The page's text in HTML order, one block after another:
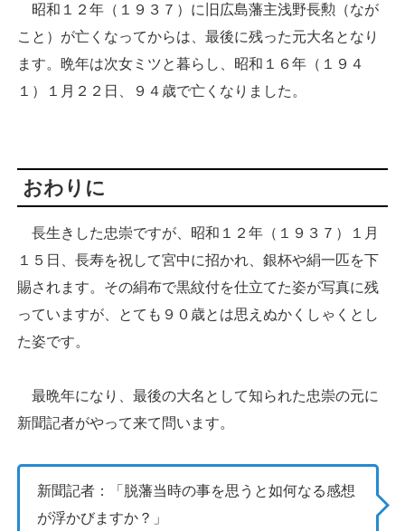
昭和１２年（１９３７）に旧広島藩主浅野長勲（なが
こと）が亡くなってからは、最後に残った元大名となり
ます。晩年は次女ミツと暮らし、昭和１６年（１９４
１）１月２２日、９４歳で亡くなりました。
おわりに
長生きした忠崇ですが、昭和１２年（１９３７）１月
１５日、長寿を祝して宮中に招かれ、銀杯や絹一匹を下
賜されます。その絹布で黒紋付を仕立てた姿が写真に残
っていますが、とても９０歳とは思えぬかくしゃくとし
た姿です。
最晩年になり、最後の大名として知られた忠崇の元に
新聞記者がやって来て問います。
新聞記者：「脱藩当時の事を思うと如何なる感想
が浮かびますか？」